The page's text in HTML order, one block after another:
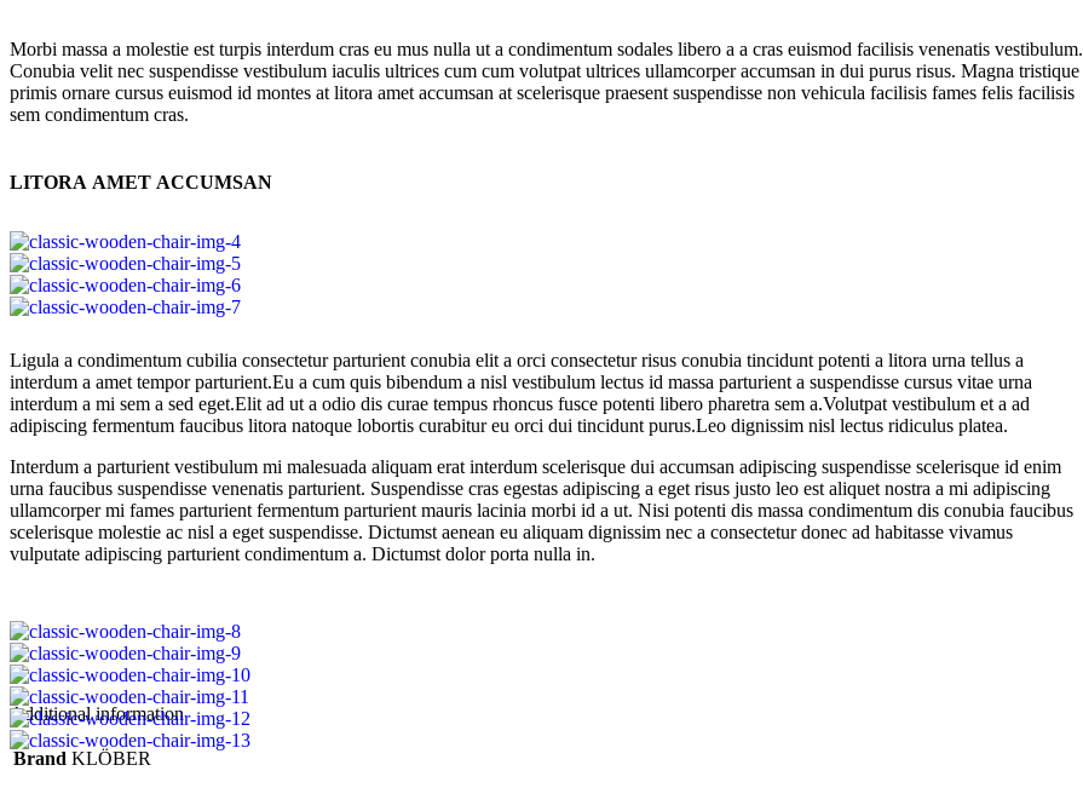
Morbi massa a molestie est turpis interdum cras eu mus nulla ut a condimentum sodales libero a a cras euismod facilisis venenatis vestibulum.
Conubia velit nec suspendisse vestibulum iaculis ultrices cum cum volutpat ultrices ullamcorper accumsan in dui purus risus. Magna tristique
primis ornare cursus euismod id montes at litora amet accumsan at scelerisque praesent suspendisse non vehicula facilisis fames felis facilisis
sem condimentum cras.
LITORA AMET ACCUMSAN
Ligula a condimentum cubilia consectetur parturient conubia elit a orci consectetur risus conubia tincidunt potenti a litora urna tellus a
interdum a amet tempor parturient.Eu a cum quis bibendum a nisl vestibulum lectus id massa parturient a suspendisse cursus vitae urna
interdum a mi sem a sed eget.Elit ad ut a odio dis curae tempus rhoncus fusce potenti libero pharetra sem a.Volutpat vestibulum et a ad
adipiscing fermentum faucibus litora natoque lobortis curabitur eu orci dui tincidunt purus.Leo dignissim nisl lectus ridiculus platea.
Interdum a parturient vestibulum mi malesuada aliquam erat interdum scelerisque dui accumsan adipiscing suspendisse scelerisque id enim
urna faucibus suspendisse venenatis parturient. Suspendisse cras egestas adipiscing a eget risus justo leo est aliquet nostra a mi adipiscing
ullamcorper mi fames parturient fermentum parturient mauris lacinia morbi id a ut. Nisi potenti dis massa condimentum dis conubia faucibus
scelerisque molestie ac nisl a eget suspendisse. Dictumst aenean eu aliquam dignissim nec a consectetur donec ad habitasse vivamus
vulputate adipiscing parturient condimentum a. Dictumst dolor porta nulla in.
Additional information
Brand KLÖBER